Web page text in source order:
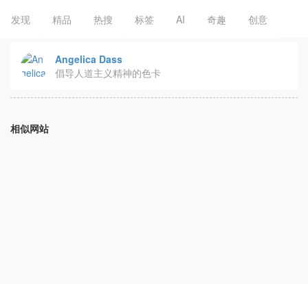
发现 精品 热搜 标签 AI 奇趣 创意
Angelica Dass
倡导人道主义精神的色卡
相似网站